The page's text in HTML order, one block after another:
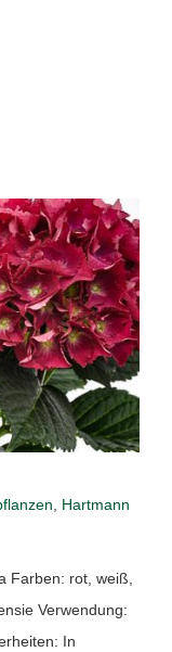
, Hartmann
Farben: rot, weiß,
Verwendung:
In